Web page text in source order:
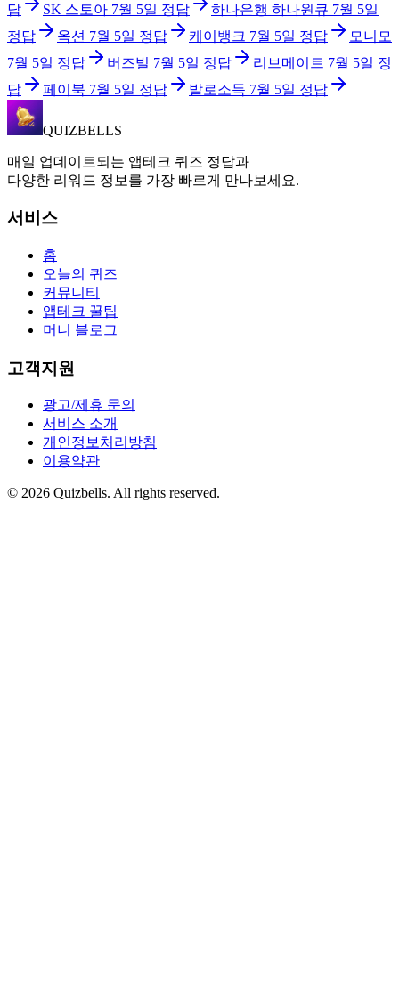
답
SK 스토아 7월 5일 정답 하나은행 하나원큐 7월 5일
정답
옥션 7월 5일 정답 케이뱅크 7월 5일 정답
모니모
7월 5일 정답 버즈빌 7월 5일 정답 리브메이트 7월 5일 정
답
페이북 7월 5일 정답 발로소득 7월 5일 정답
QUIZBELLS
매일 업데이트되는 앱테크 퀴즈 정답과
다양한 리워드 정보를 가장 빠르게 만나보세요.
서비스
홈
오늘의 퀴즈
커뮤니티
앱테크 꿀팁
머니 블로그
고객지원
광고/제휴 문의
서비스 소개
개인정보처리방침
이용약관
© 2026 Quizbells. All rights reserved.